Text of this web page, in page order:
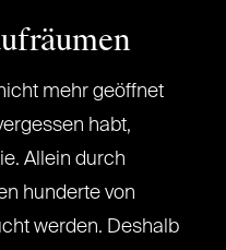
mehr geöffnet
habt,
Allein durch
hunderte von
werden. Deshalb